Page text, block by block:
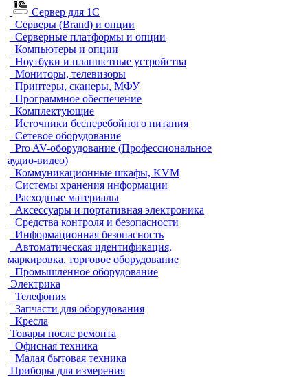
Сервер для 1С
Серверы (Brand) и опции
Серверные платформы и опции
Компьютеры и опции
Ноутбуки и планшетные устройства
Мониторы, телевизоры
Принтеры, сканеры, МФУ
Программное обеспечение
Комплектующие
Источники бесперебойного питания
Сетевое оборудование
Pro AV-оборудование (Профессиональное
аудио-видео)
Коммуникационные шкафы, KVM
Системы хранения информации
Расходные материалы
Аксессуары и портативная электроника
Средства контроля и безопасности
Информационная безопасность
Автоматическая идентификация,
маркировка, торговое оборудование
Промышленное оборудование
Электрика
Телефония
Запчасти для оборудования
Кресла
Товары после ремонта
Офисная техника
Малая бытовая техника
Приборы для измерения